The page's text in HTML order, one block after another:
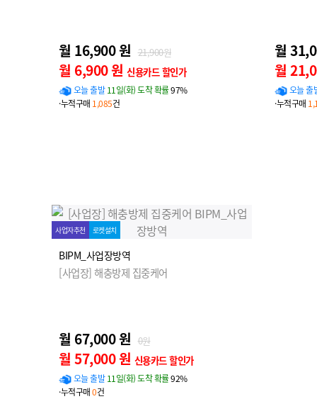
월 16,900 원 21,900원
월 6,900 원 신용카드 할인가
오늘 출발 11일(화) 도착 확률97%
·누적구매 1,085건
월
월
오늘 출
·누적구매
사업자추천 로켓설치
BIPM_사업장방역
[사업장] 해충방제 집중케어
월 67,000 원 0원
월 57,000 원 신용카드 할인가
오늘 출발 11일(화) 도착 확률92%
·누적구매0건